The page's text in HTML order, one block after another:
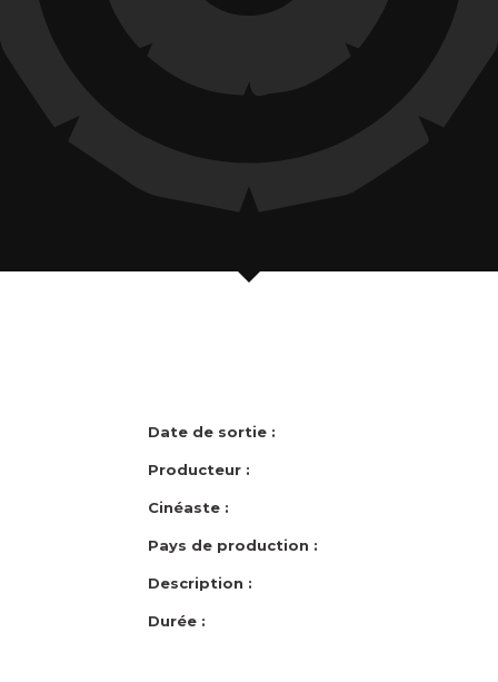
Date de sortie :
Producteur :
Cinéaste :
Pays de production :
Description :
Durée :